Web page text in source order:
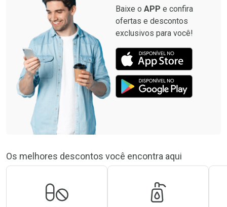
Baixe o APP e confira
ofertas e descontos
exclusivos para você!
Os melhores descontos você encontra aqui